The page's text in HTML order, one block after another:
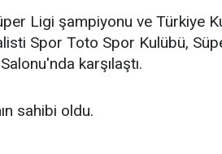
Ligi şampiyonu ve Türkiye
Spor Toto Spor Kulübü,
karşılaştı.
sahibi oldu.